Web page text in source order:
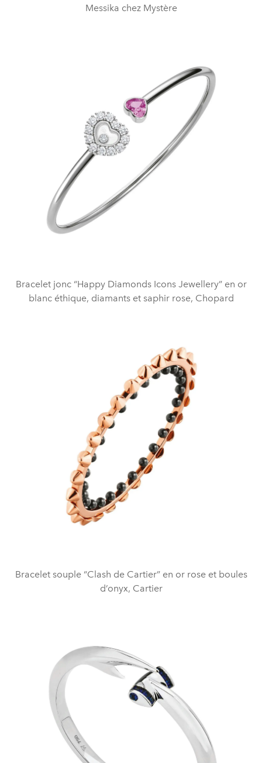
Messika chez Mystère
Bracelet jonc “Happy Diamonds Icons Jewellery” en or
blanc éthique, diamants et saphir rose, Chopard
Bracelet souple “Clash de Cartier” en or rose et boules
d’onyx, Cartier